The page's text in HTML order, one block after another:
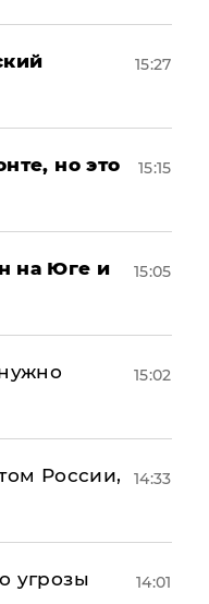
15:27
но это
15:15
на Юге и
15:05
15:02
России,
14:33
угрозы
14:01